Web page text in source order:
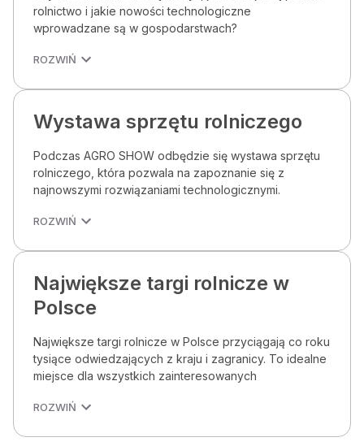
rolnictwo i jakie nowości technologiczne
wprowadzane są w gospodarstwach?
ROZWIŃ
Wystawa sprzętu rolniczego
Podczas AGRO SHOW odbędzie się wystawa sprzętu
rolniczego, która pozwala na zapoznanie się z
najnowszymi rozwiązaniami technologicznymi.
ROZWIŃ
Największe targi rolnicze w
Polsce
Największe targi rolnicze w Polsce przyciągają co roku
tysiące odwiedzających z kraju i zagranicy. To idealne
miejsce dla wszystkich zainteresowanych
ROZWIŃ